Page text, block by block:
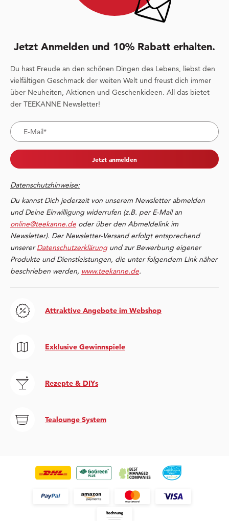
Jetzt Anmelden und 10% Rabatt erhalten.
Du hast Freude an den schönen Dingen des Lebens, liebst den
vielfältigen Geschmack der weiten Welt und freust dich immer
über Neuheiten, Aktionen und Geschenkideen. All das bietet
der TEEKANNE Newsletter!
Jetzt anmelden
Datenschutzhinweise:
Du kannst Dich jederzeit von unserem Newsletter abmelden
und Deine Einwilligung widerrufen (z.B. per E-Mail an
online@teekanne.de oder über den Abmeldelink im
Newsletter). Der Newsletter-Versand erfolgt entsprechend
unsererDatenschutzerklärung und zur Bewerbung eigener
Produkte und Dienstleistungen, die unter folgendem Link näher
beschrieben werden, www.teekanne.de.
Attraktive Angebote im Webshop
Exklusive Gewinnspiele
Rezepte & DIYs
Tealounge System